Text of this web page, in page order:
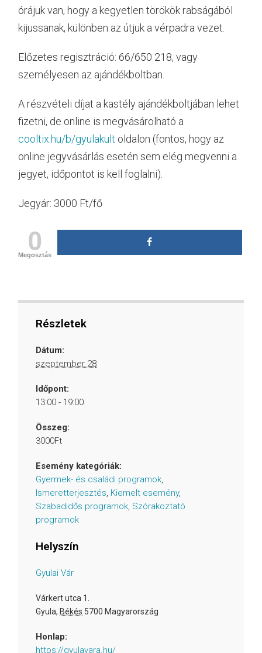
órájuk van, hogy a kegyetlen törökök rabságából
kijussanak, különben az útjuk a vérpadra vezet.
Előzetes regisztráció: 66/650 218, vagy
személyesen az ajándékboltban.
A részvételi díjat a kastély ajándékboltjában lehet
fizetni, de online is megvásárolható a
cooltix.hu/b/gyulakult oldalon (fontos, hogy az
online jegyvásárlás esetén sem elég megvenni a
jegyet, időpontot is kell foglalni).
Jegyár: 3000 Ft/fő
0
Megosztás
Részletek
Dátum:
szeptember 28
Időpont:
13:00 - 19:00
Összeg:
3000Ft
Esemény kategóriák:
Gyermek- és családi programok,
Ismeretterjesztés, Kiemelt esemény,
Szabadidős programok, Szórakoztató
programok
Helyszín
Gyulai Vár
Várkert utca 1.
Gyula, Békés 5700 Magyarország
Honlap:
https://gyulavara.hu/